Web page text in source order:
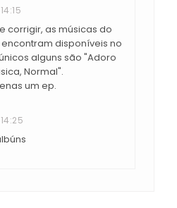
14:15
corrigir, as músicas do
disponíveis no
alguns são "Adoro
Normal".
um ep.
14:25